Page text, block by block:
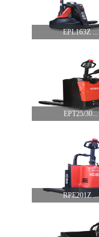
EPL163Z ...
EPT25/30...
RPE201Z ...